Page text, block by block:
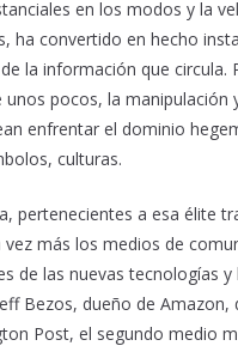
en los modos y la
ha convertido en hecho
la información que circula.
pocos, la manipulación
enfrentar el dominio
culturas.
pertenecientes a esa élite
más los medios de
de las nuevas tecnologías
Bezos, dueño de
Post, el segundo medio